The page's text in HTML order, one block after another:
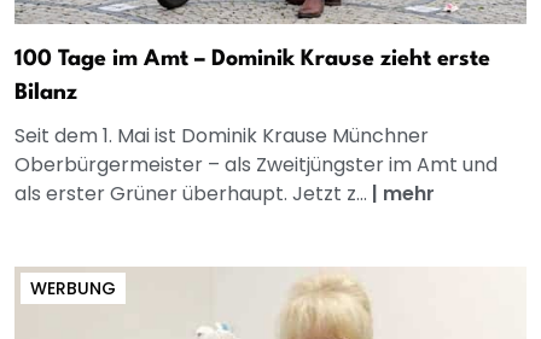
100 Tage im Amt – Dominik Krause zieht erste
Bilanz
Seit dem 1. Mai ist Dominik Krause Münchner
Oberbürgermeister – als Zweitjüngster im Amt und
als erster Grüner überhaupt. Jetzt z... | mehr
WERBUNG